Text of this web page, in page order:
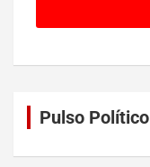
Pulso Político